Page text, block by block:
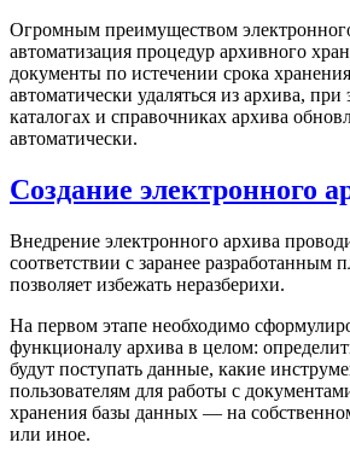
Огромным преимуществом
автоматизация процедур архивного
документы по истечении срока
автоматически удаляться из архива,
каталогах и справочниках архива
автоматически.
Создание электронного
Внедрение электронного архива
соответствии с заранее разработанным
позволяет избежать неразберихи.
На первом этапе необходимо
функционалу архива в целом:
будут поступать данные, какие
пользователям для работы с
хранения базы данных — на
или иное.